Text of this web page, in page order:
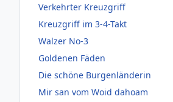
Verkehrter Kreuzgriff
Kreuzgriff im 3-4-Takt
Walzer No-3
Goldenen Fäden
Die schöne Burgenländerin
Mir san vom Woid dahoam